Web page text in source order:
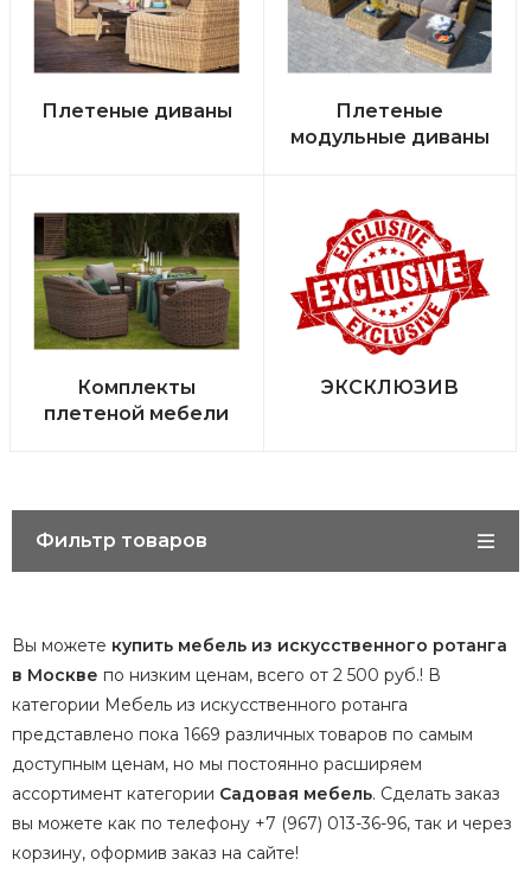
Плетеные диваны
Плетеные
модульные диваны
Комплекты
плетеной мебели
ЭКСКЛЮЗИВ
Фильтр товаров
Вы можете купить мебель из искусственного ротанга
в Москве по низким ценам, всего от 2 500 руб.! В
категории Мебель из искусственного ротанга
представлено пока 1669 различных товаров по самым
доступным ценам, но мы постоянно расширяем
ассортимент категории Садовая мебель. Сделать заказ
вы можете как по телефону +7 (967) 013-36-96, так и через
корзину, оформив заказ на сайте!